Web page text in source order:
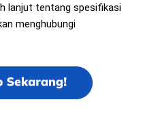
lanjut tentang spesifikasi
menghubungi